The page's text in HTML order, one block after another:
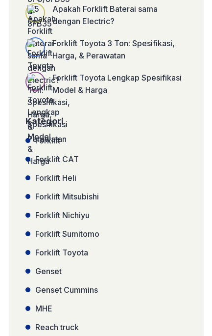
Apakah Forklift Baterai sama
dengan Electric?
Forklift Toyota 3 Ton: Spesifikasi,
Harga, & Perawatan
Forklift Toyota Lengkap Spesifikasi
Model & Harga
Kategori
Forklift
Forklift CAT
Forklift Heli
Forklift Mitsubishi
Forklift Nichiyu
Forklift Sumitomo
Forklift Toyota
Genset
Genset Cummins
MHE
Reach truck